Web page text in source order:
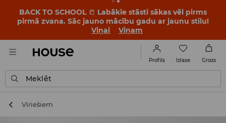
BACK TO SCHOOL 📒 Labākie stāsti sākas vēl pirms
pirmā zvana. Sāc jauno mācību gadu ar jaunu stilu!
Viņai
Viņam
Profils Izlase Grozs
Meklēt
Vīriešiem